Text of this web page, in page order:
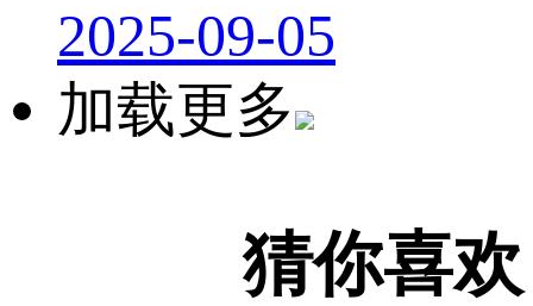
2025-09-05
加载更多
猜你喜欢